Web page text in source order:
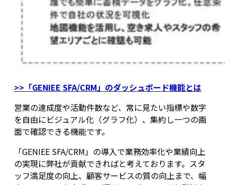
>>「GENIEE SFA/CRM」のダッシュボード機能とは
営業の達成度や活動件数など、常に見たい指標や数字
を自由にビジュアル化（グラフ化）、集約し一つの画
面で確認できる機能です。
「GENIEE SFA/CRM」の導入で業務効率化や業績向上
の実現に弊社が貢献できればと考えております。スタ
ッフ満足度の向上、顧客サービスの質の向上まで、幅